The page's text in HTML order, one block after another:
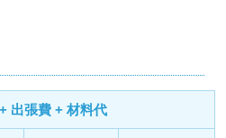
出張費 + 材料代